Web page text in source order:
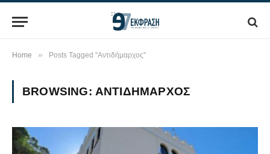
Home » Posts Tagged "Αντιδήμαρχος"
BROWSING: ΑΝΤΙΔΉΜΑΡΧΟΣ